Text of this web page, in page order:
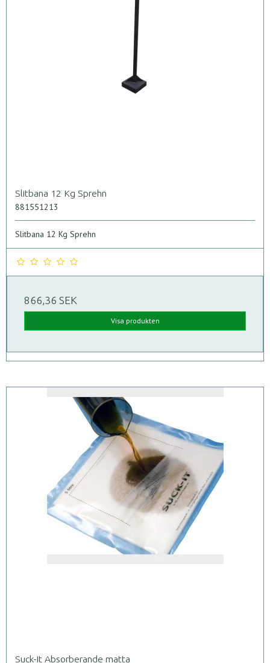
Slitbana 12 Kg Sprehn
881551213
Slitbana 12 Kg Sprehn
866,36 SEK
Visa produkten
Suck-It Absorberande matta